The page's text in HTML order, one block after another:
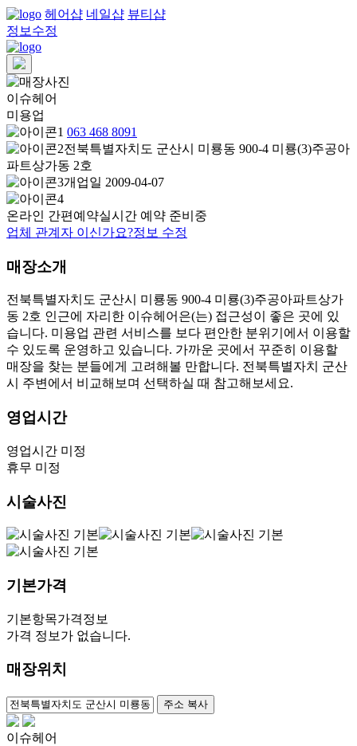
헤어샵 네일샵 뷰티샵
정보수정
이슈헤어
미용업
063 468 8091
전북특별자치도 군산시 미룡동 900-4 미룡(3)주공아
파트상가동 2호
개업일 2009-04-07
온라인 간편예약실시간 예약 준비중
업체 관계자 이신가요?정보 수정
매장소개
전북특별자치도 군산시 미룡동 900-4 미룡(3)주공아파트상가
동 2호 인근에 자리한 이슈헤어은(는) 접근성이 좋은 곳에 있
습니다. 미용업 관련 서비스를 보다 편안한 분위기에서 이용할
수 있도록 운영하고 있습니다. 가까운 곳에서 꾸준히 이용할
매장을 찾는 분들에게 고려해볼 만합니다. 전북특별자치 군산
시 주변에서 비교해보며 선택하실 때 참고해보세요.
영업시간
영업시간 미정
휴무 미정
시술사진
기본가격
기본항목가격정보
가격 정보가 없습니다.
매장위치
주소 복사
이슈헤어